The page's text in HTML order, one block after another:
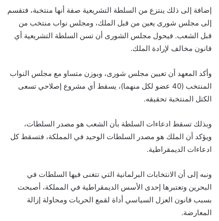
إضافة إلى ذلك ينتزع من السلطة التشريعية صفة أنها منتخبة، فتقسم
إلى مجلس شورى يعين من قبل الملك، ومجلس نواب منتخب من
قبل الشعب. فيحول مجلس الشورى أن تسن السلطة التشريعية أي
قانون مخالف لإرادة الملك.
وأكد المعهد أن تعيين مجلس شورى، وبوزن متساو مع مجلس النواب
المنتخب (40 عضو لكل منهما)، يسقط أي مشروع إصلاحي تسعى
الكتل المنتخبة تحقيقه.
وبذلك تسقط ادعاءات السلطة بأن الشعب هو مصدر السلطات،
ويؤكد أن الملك هو مصدر السلطات الوحيد في المملكة، فتسقط كل
ادعاءات الديمقراطية.
ونبه إلى أن الانتخابات البرلمانية التي تتغنى فيها السلطات في
البحرين وتعتبرها إحدى الأسس الديمقراطية في المملكة، أصبحت
بسبب قانون العزل السياسي أداة لقمع الحريات ومحاولة إزالة
المعارضة.